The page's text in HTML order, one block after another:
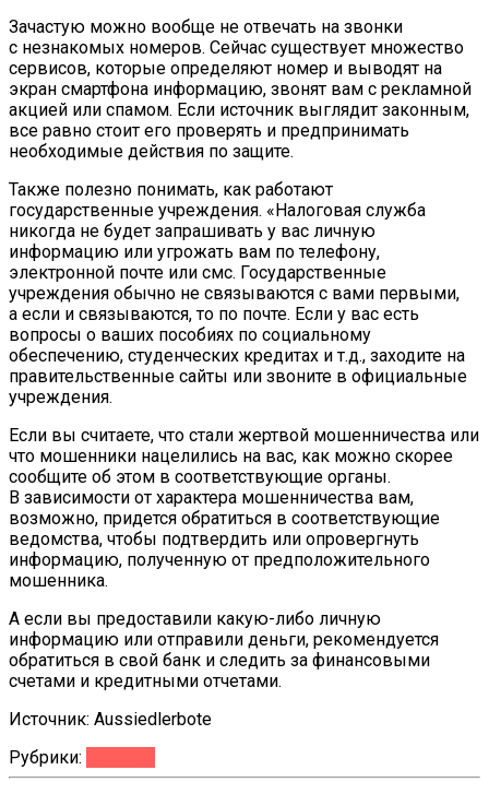
Зачастую можно вообще не отвечать на звонки
с незнакомых номеров. Сейчас существует множество
сервисов, которые определяют номер и выводят на
экран смартфона информацию, звонят вам с рекламной
акцией или спамом. Если источник выглядит законным,
все равно стоит его проверять и предпринимать
необходимые действия по защите.
Также полезно понимать, как работают
государственные учреждения. «Налоговая служба
никогда не будет запрашивать у вас личную
информацию или угрожать вам по телефону,
электронной почте или смс. Государственные
учреждения обычно не связываются с вами первыми,
а если и связываются, то по почте. Если у вас есть
вопросы о ваших пособиях по социальному
обеспечению, студенческих кредитах и т.д., заходите на
правительственные сайты или звоните в официальные
учреждения.
Если вы считаете, что стали жертвой мошенничества или
что мошенники нацелились на вас, как можно скорее
сообщите об этом в соответствующие органы.
В зависимости от характера мошенничества вам,
возможно, придется обратиться в соответствующие
ведомства, чтобы подтвердить или опровергнуть
информацию, полученную от предположительного
мошенника.
А если вы предоставили какую-либо личную
информацию или отправили деньги, рекомендуется
обратиться в свой банк и следить за финансовыми
счетами и кредитными отчетами.
Источник: Aussiedlerbote
Рубрики: